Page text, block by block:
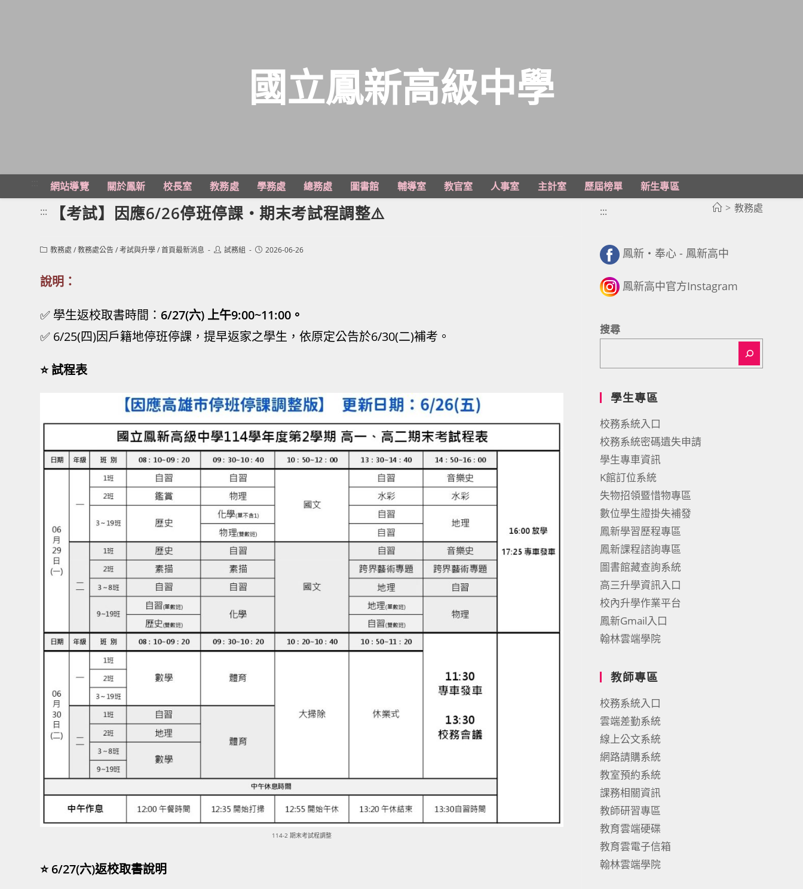
主
國立鳳新高級中學
網站導覽 關於鳳新 校長室 教務處 學務處 總務處 圖書館 輔導室 教官室 人事室 主計室 歷屆榜單
新生專區
> 教務處
::: 【考試】因應6/26停班停課‧期末考試程調整⚠️
Post教務處 /教務處公告/考試與升學/首頁最新消息
Post試務組
Post2026-06-26
說明：
✅ 學生返校取書時間： 6/27(六) 上午9:00~11:00。
✅ 6/25(四)因戶籍地停班停課，提早返家之學生，依原定公告於6/30(二)補考。
⭐ 試程表
114-2 期末考試程調整
⭐ 6/27(六)返校取書說明
:::
鳳新・奉心 - 鳳新高中
鳳新高中官方Instagram
搜尋
學生專區
校務系統入口
校務系統密碼遺失申請
學生專車資訊
K館訂位系統
失物招領暨惜物專區
數位學生證掛失補發
鳳新學習歷程專區
鳳新課程諮詢專區
圖書館藏查詢系統
高三升學資訊入口
校內升學作業平台
鳳新Gmail入口
翰林雲端學院
教師專區
校務系統入口
雲端差勤系統
線上公文系統
網路請購系統
教室預約系統
課務相關資訊
教師研習專區
教育雲端硬碟
教育雲電子信箱
翰林雲端學院